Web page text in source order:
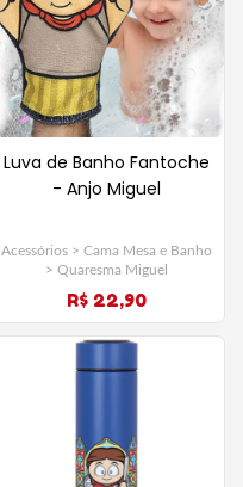
Luva de Banho Fantoche
- Anjo Miguel
Acessórios > Cama Mesa e Banho
> Quaresma Miguel
R$ 22,90